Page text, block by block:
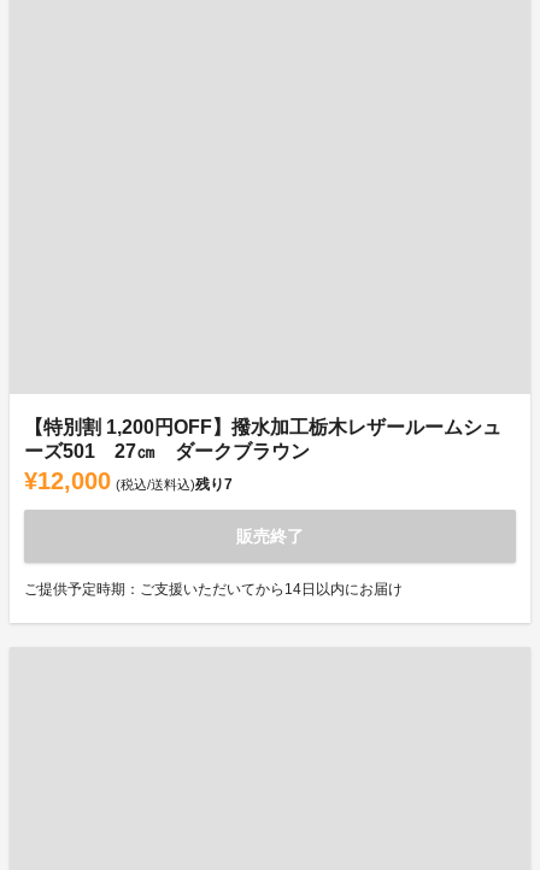
【特別割 1,200円OFF】撥水加工栃木レザールームシュ
ーズ501 27㎝ ダークブラウン
¥12,000 (税込/送料込)残り7
販売終了
ご提供予定時期：ご支援いただいてから14日以内にお届け